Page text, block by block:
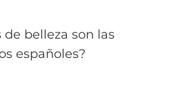
de belleza son las
españoles?